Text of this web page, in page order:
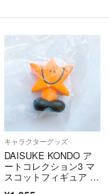
キャラクターグッズ
DAISUKE KONDO ア
ートコレクション3 マ
スコットフィギュア ほ